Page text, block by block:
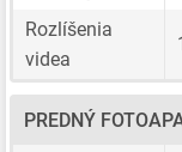
Rozlíšenia
videa
PREDNÝ